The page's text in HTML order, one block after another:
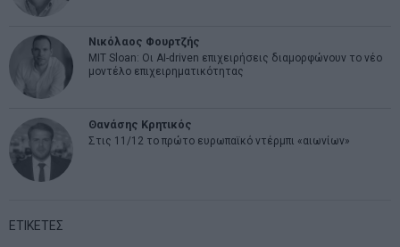
Νικόλαος Φουρτζής
MIT Sloan: Οι AI-driven επιχειρήσεις διαμορφώνουν το νέο
μοντέλο επιχειρηματικότητας
Θανάσης Κρητικός
Στις 11/12 το πρώτο ευρωπαϊκό ντέρμπι «αιωνίων»
ΕΤΙΚΕΤΕΣ